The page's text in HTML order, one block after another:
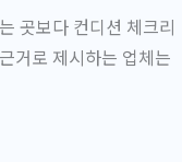
곳보다 컨디션 체크리
거로 제시하는 업체는